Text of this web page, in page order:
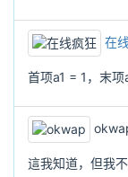
在
首项a1 = 1，末
這我知道，但我